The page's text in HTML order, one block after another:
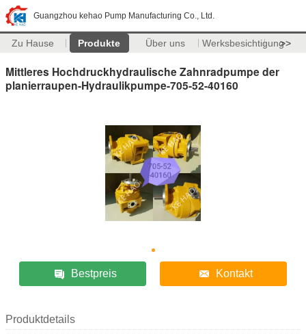
Guangzhou kehao Pump Manufacturing Co., Ltd.
Zu Hause Produkte Über uns Werksbesichtigung>>
Mittleres Hochdruckhydraulische Zahnradpumpe der
planierraupen-Hydraulikpumpe-705-52-40160
Bestpreis Kontakt
Produktdetails